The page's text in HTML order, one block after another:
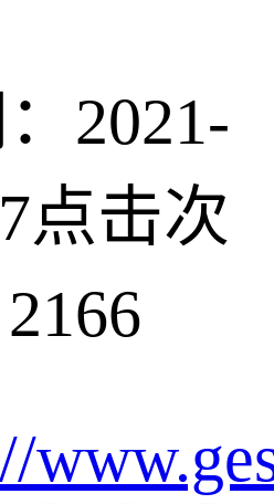
2021-
点击次